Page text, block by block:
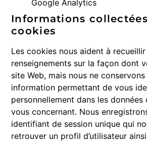
Google Analytics
Informations
cookies
Les cookies nous aident à
renseignements sur la façon dont
site Web, mais nous ne
information permettant de vous
personnellement dans les
vous concernant. Nous
identifiant de session unique qui
retrouver un profil d’utilisateur